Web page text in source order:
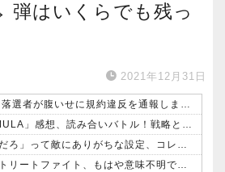
弾はいくらでも残っ
2021年12月31日
【ダスクブラッド】 落選者が腹いせに規約違反を通報しまくるという風潮
今週の「HAL FORMULA」感想、読み合いバトル！戦略と戦略がぶつかる駆け引き突入へ！【9話】
「こいつ絶対寝返るだろ」って敵にありがちな設定、コレしかないｗｗｗｗ
【悲報】中国人のストリートファイト、もはや意味不明で草ｗｗｗｗ